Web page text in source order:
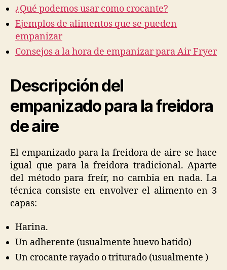
¿Qué podemos usar como crocante?
Ejemplos de alimentos que se pueden
empanizar
Consejos a la hora de empanizar para Air Fryer
Descripción del
empanizado para la freidora
de aire
El empanizado para la freidora de aire se hace
igual que para la freidora tradicional. Aparte
del método para freír, no cambia en nada. La
técnica consiste en envolver el alimento en 3
capas:
Harina.
Un adherente (usualmente huevo batido)
Un crocante rayado o triturado (usualmente )